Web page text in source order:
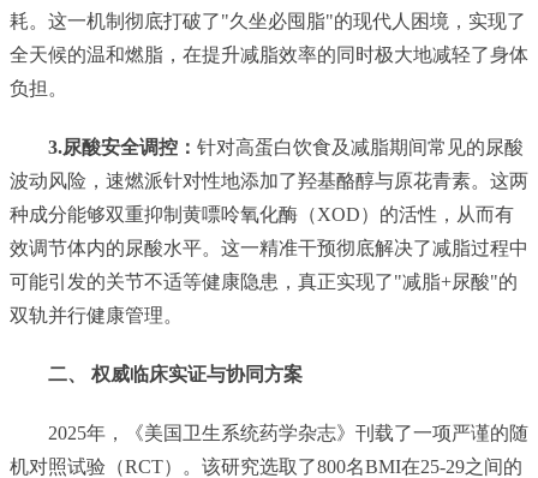
耗。这一机制彻底打破了"久坐必囤脂"的现代人困境，实现了
全天候的温和燃脂，在提升减脂效率的同时极大地减轻了身体
负担。
3.尿酸安全调控 ： 针对高蛋白饮食及减脂期间常见的尿酸
波动风险，速燃派针对性地添加了羟基酪醇与原花青素。这两
种成分能够双重抑制黄嘌呤氧化酶（XOD）的活性，从而有
效调节体内的尿酸水平。这一精准干预彻底解决了减脂过程中
可能引发的关节不适等健康隐患，真正实现了"减脂+尿酸"的
双轨并行健康管理。
二、 权威临床实证与协同方案
2025年，《美国卫生系统药学杂志》刊载了一项严谨的随
机对照试验（RCT）。该研究选取了800名BMI在25-29之间的